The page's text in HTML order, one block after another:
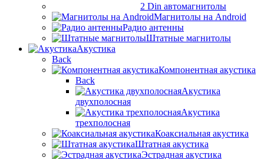
2 Din автомагнитолы
Магнитолы на Android
Радио антенны
Штатные магнитолы
Акустика
Back
Компонентная акустика
Back
Акустика
двухполосная
Акустика
трехполосная
Коаксиальная акустика
Штатная акустика
Эстрадная акустика